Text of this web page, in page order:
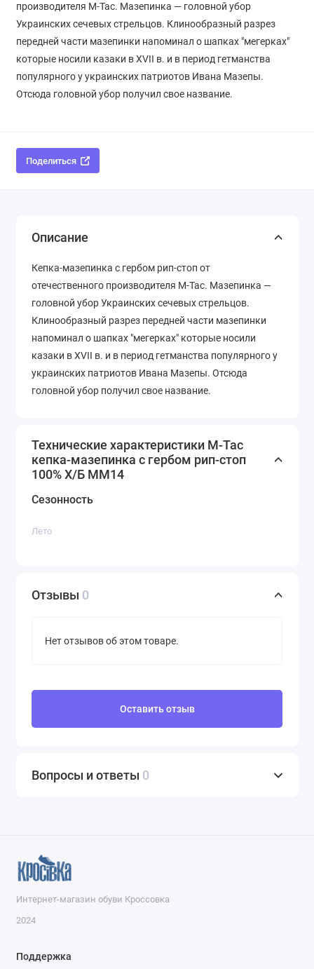
производителя M-Tac. Мазепинка — головной убор
Украинских сечевых стрельцов. Клинообразный разрез
передней части мазепинки напоминал о шапках "мегерках"
которые носили казаки в XVII в. и в период гетманства
популярного у украинских патриотов Ивана Мазепы.
Отсюда головной убор получил свое название.
Поделиться
Описание
Кепка-мазепинка с гербом рип-стоп от
отечественного производителя M-Tac. Мазепинка —
головной убор Украинских сечевых стрельцов.
Клинообразный разрез передней части мазепинки
напоминал о шапках "мегерках" которые носили
казаки в XVII в. и в период гетманства популярного у
украинских патриотов Ивана Мазепы. Отсюда
головной убор получил свое название.
Технические характеристики M-Tac
кепка-мазепинка с гербом рип-стоп
100% Х/Б MM14
Сезонность
Лето
Отзывы 0
Нет отзывов об этом товаре.
Оставить отзыв
Вопросы и ответы 0
Интернет-магазин обуви Кроссовка
2024
Поддержка